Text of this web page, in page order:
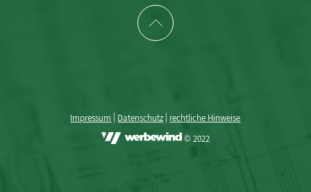
Impressum Datenschutz rechtliche Hinweise
© 2022